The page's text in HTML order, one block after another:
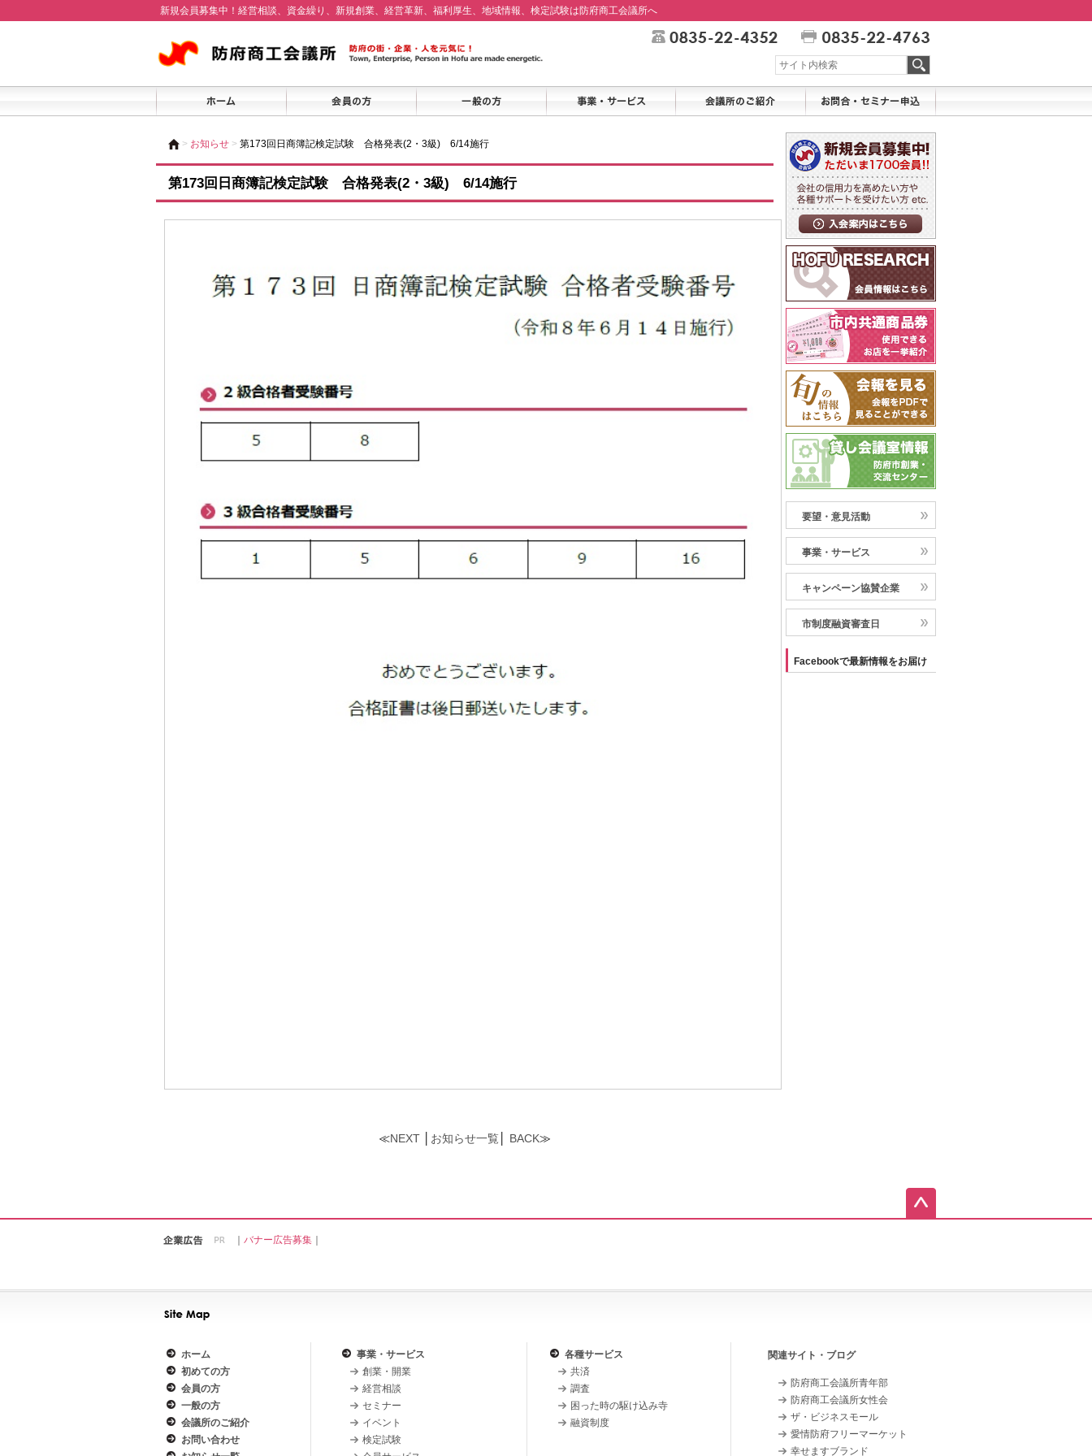
新規会員募集中！経営相談、資金繰り、新規創業、経営革新、福利厚生、地域情報、検定試験は防府商工会議所へ
> お知らせ > 第173回日商簿記検定試験 合格発表(2・3級) 6/14施行
第173回日商簿記検定試験 合格発表(2・3級) 6/14施行
≪NEXT お知らせ一覧 BACK≫
要望・意見活動
事業・サービス
キャンペーン協賛企業
市制度融資審査日
Facebookで最新情報をお届け
｜ バナー広告募集 ｜
ホーム
初めての方
会員の方
一般の方
会議所のご紹介
お問い合わせ
事業・サービス
創業・開業
経営相談
セミナー
イベント
検定試験
各種サービス
共済
調査
困った時の駆け込み寺
融資制度
関連サイト・ブログ
防府商工会議所青年部
防府商工会議所女性会
ザ・ビジネスモール
愛情防府フリーマーケット
幸せますブランド